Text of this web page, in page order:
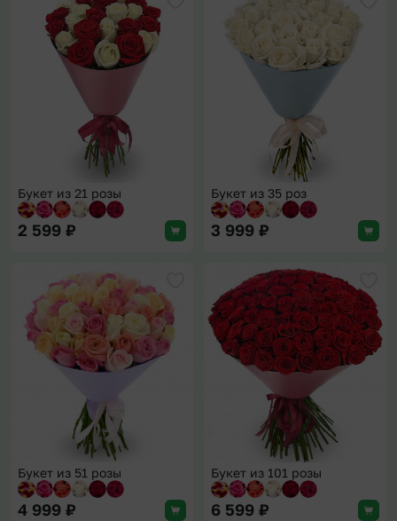
Добавить в избранное
Букет из 21 розы
2 599 ₽
Букет из 35 роз
3 999 ₽
Добавить в избранное
Букет из 51 розы
4 999 ₽
Букет из 101 розы
6 599 ₽